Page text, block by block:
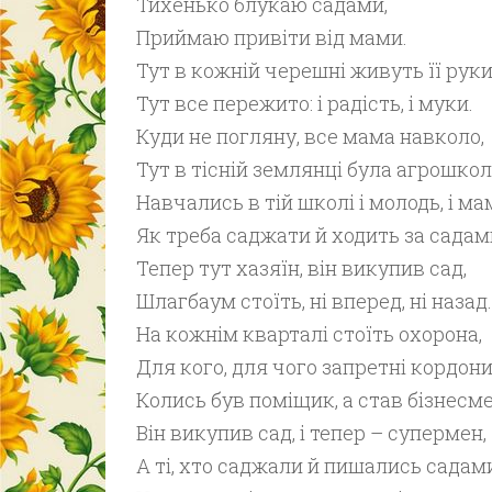
Приймаю привіти від мами.
Тут в кожній черешні живуть її
Тут все пережито: і радість, і муки.
Куди не погляну, все мама навколо,
Тут в тісній землянці була
Навчались в тій школі і молодь, і
Як треба саджати й ходить за
Тепер тут хазяїн, він викупив сад,
Шлагбаум стоїть, ні вперед, ні назад.
На кожнім кварталі стоїть охорона,
Для кого, для чого запретні
Колись був поміщик, а став
Він викупив сад, і тепер – супермен,
А ті, хто саджали й пишались